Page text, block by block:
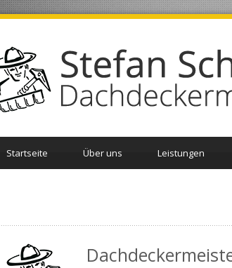
Startseite Über uns Leistungen